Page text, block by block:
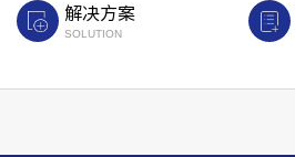
解决方案
SOLUTION